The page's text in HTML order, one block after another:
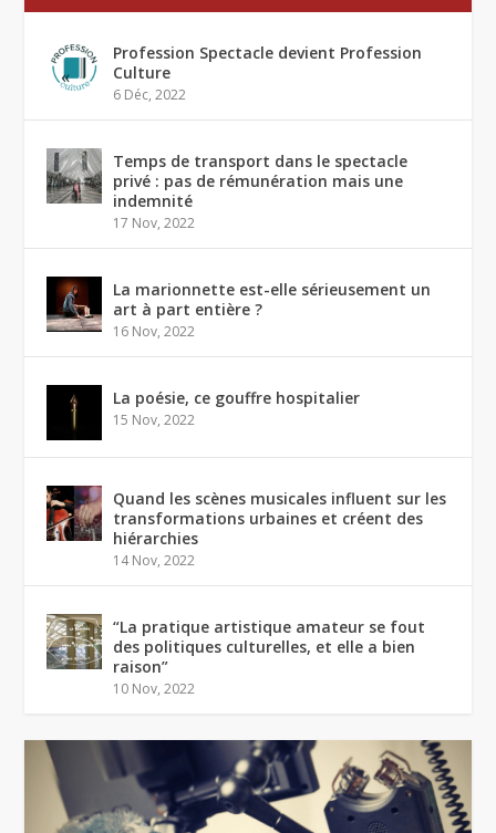
Profession Spectacle devient Profession
Culture
6 Déc, 2022
Temps de transport dans le spectacle
privé : pas de rémunération mais une
indemnité
17 Nov, 2022
La marionnette est-elle sérieusement un
art à part entière ?
16 Nov, 2022
La poésie, ce gouffre hospitalier
15 Nov, 2022
Quand les scènes musicales influent sur les
transformations urbaines et créent des
hiérarchies
14 Nov, 2022
“La pratique artistique amateur se fout
des politiques culturelles, et elle a bien
raison”
10 Nov, 2022